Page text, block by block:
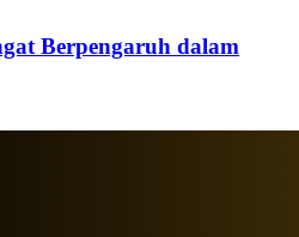
Berpengaruh dalam